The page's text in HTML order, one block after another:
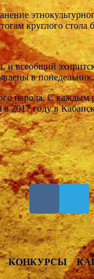
круглого
в
народа. С
2017 году в
КОНКУРСЫ